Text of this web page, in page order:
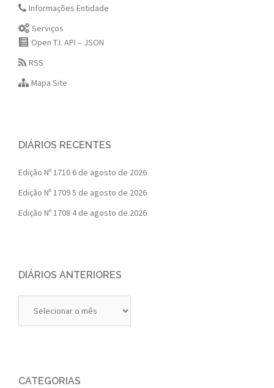
Informações Entidade
Serviços
Open T.I. API – JSON
RSS
Mapa Site
DIÁRIOS RECENTES
Edição Nº 1710 6 de agosto de 2026
Edição Nº 17095 de agosto de 2026
Edição Nº 1708 4 de agosto de 2026
DIÁRIOS ANTERIORES
Anteriores
CATEGORIAS